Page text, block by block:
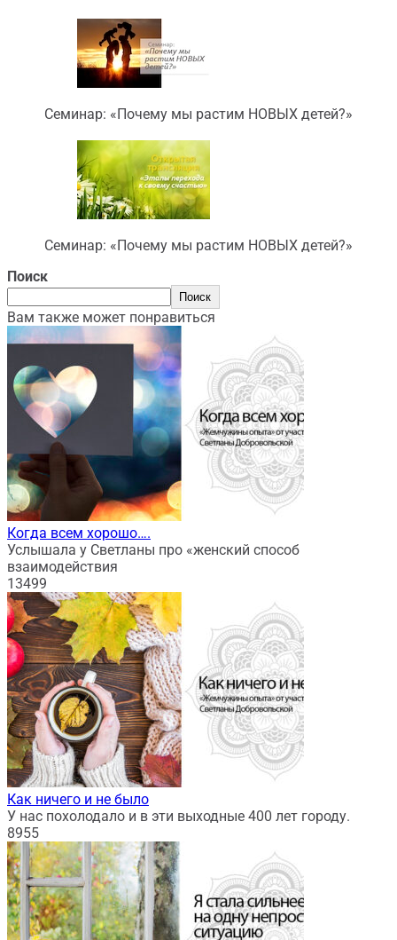
Семинар: «Почему мы растим НОВЫХ детей?»
Семинар: «Почему мы растим НОВЫХ детей?»
Поиск
Поиск
Вам также может понравиться
Когда всем хорошо….
Услышала у Светланы про «женский способ
взаимодействия
13499
Как ничего и не было
У нас похолодало и в эти выходные 400 лет городу.
8955